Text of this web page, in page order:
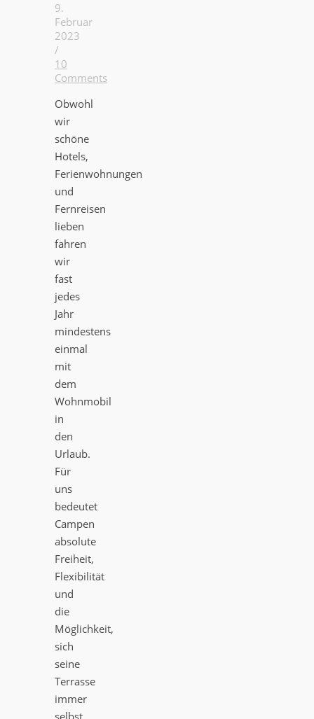
9.
Februar
2023
/
10
Comments
Obwohl
wir
schöne
Hotels,
Ferienwohnungen
und
Fernreisen
lieben
fahren
wir
fast
jedes
Jahr
mindestens
einmal
mit
dem
Wohnmobil
in
den
Urlaub.
Für
uns
bedeutet
Campen
absolute
Freiheit,
Flexibilität
und
die
Möglichkeit,
sich
seine
Terrasse
immer